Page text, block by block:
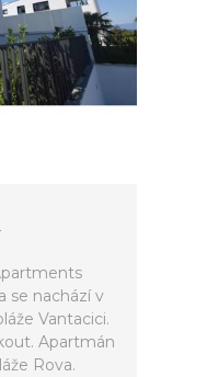
se nachází v
Vantacici.
Apartmán
Rova.